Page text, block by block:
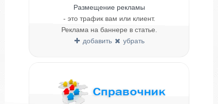
Размещение рекламы
- это трафик вам или клиент.
Реклама на баннере в статье.
добавить
убрать